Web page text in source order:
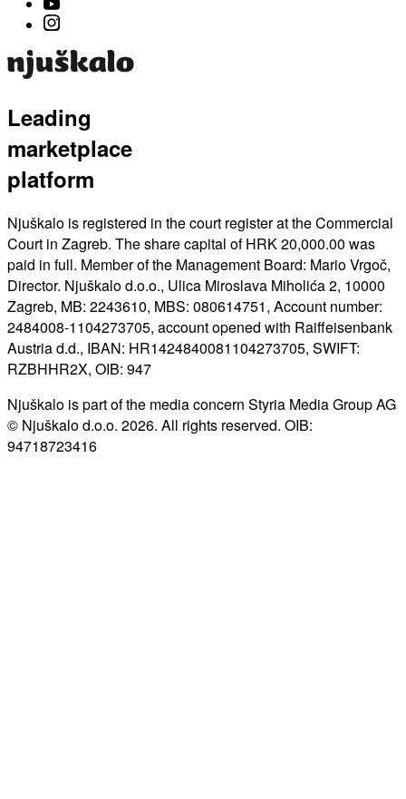
Leading
marketplace
platform
Njuškalo is registered in the court register at the Commercial
Court in Zagreb. The share capital of HRK 20,000.00 was
paid in full. Member of the Management Board: Mario Vrgoč,
Director. Njuškalo d.o.o., Ulica Miroslava Miholića 2, 10000
Zagreb, MB: 2243610, MBS: 080614751, Account number:
2484008-1104273705, account opened with Raiffeisenbank
Austria d.d., IBAN: HR1424840081104273705, SWIFT:
RZBHHR2X, OIB: 947
Njuškalo is part of the media concern Styria Media Group AG
© Njuškalo d.o.o. 2026. All rights reserved. OIB:
94718723416